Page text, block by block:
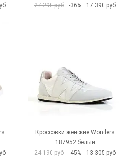
27 290 руб
-36% 17 390 руб
Кроссовки женские Wonders
187952 белый
24 190 руб
-45% 13 305 руб